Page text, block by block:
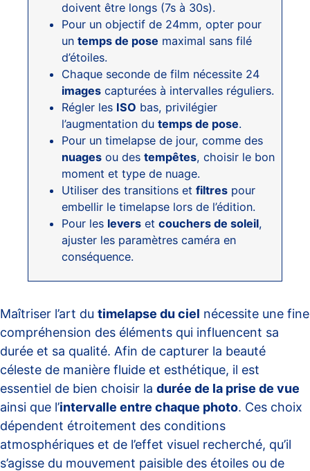
doivent être longs (7s à 30s).
Pour un objectif de 24mm, opter pour
untemps de pose maximal sans filé
d’étoiles.
Chaque seconde de film nécessite 24
images capturées à intervalles réguliers.
Régler les ISO bas, privilégier
l’augmentation dutemps de pose.
Pour un timelapse de jour, comme des
nuages ou destempêtes, choisir le bon
moment et type de nuage.
Utiliser des transitions etfiltres pour
embellir le timelapse lors de l’édition.
Pour les levers etcouchers de soleil,
ajuster les paramètres caméra en
conséquence.
Maîtriser l’art du timelapse du ciel nécessite une fine
compréhension des éléments qui influencent sa
durée et sa qualité. Afin de capturer la beauté
céleste de manière fluide et esthétique, il est
essentiel de bien choisir la durée de la prise de vue
ainsi que l’intervalle entre chaque photo. Ces choix
dépendent étroitement des conditions
atmosphériques et de l’effet visuel recherché, qu’il
s’agisse du mouvement paisible des étoiles ou de